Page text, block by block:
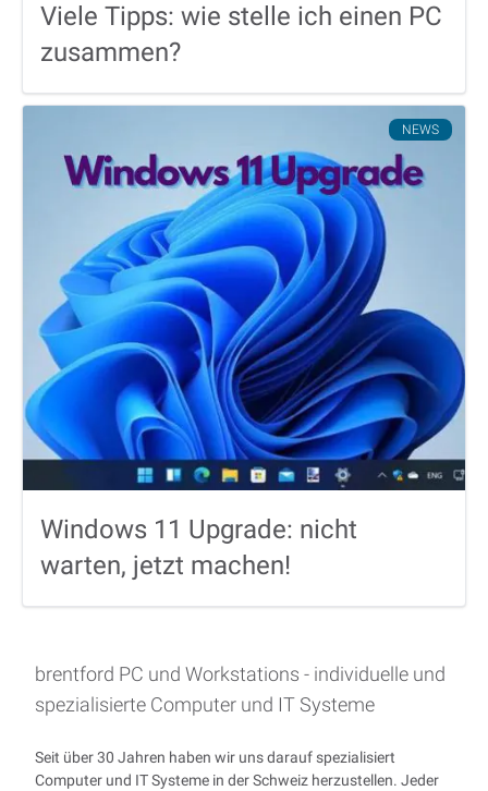
Viele Tipps: wie stelle ich einen PC
zusammen?
NEWS
Windows 11 Upgrade: nicht
warten, jetzt machen!
brentford PC und Workstations - individuelle und
spezialisierte Computer und IT Systeme
Seit über 30 Jahren haben wir uns darauf spezialisiert
Computer und IT Systeme in der Schweiz herzustellen. Jeder